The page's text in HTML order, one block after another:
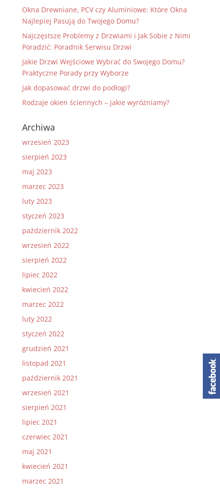
Okna Drewniane, PCV czy Aluminiowe: Które Okna
Najlepiej Pasują do Twojego Domu?
Najczęstsze Problemy z Drzwiami i Jak Sobie z Nimi
Poradzić: Poradnik Serwisu Drzwi
Jakie Drzwi Wejściowe Wybrać do Swojego Domu?
Praktyczne Porady przy Wyborze
Jak dopasować drzwi do podłogi?
Rodzaje okien ściennych – jakie wyróżniamy?
Archiwa
wrzesień 2023
sierpień 2023
maj 2023
marzec 2023
luty 2023
styczeń 2023
październik 2022
wrzesień 2022
sierpień 2022
lipiec 2022
kwiecień 2022
marzec 2022
luty 2022
styczeń 2022
grudzień 2021
listopad 2021
październik 2021
wrzesień 2021
sierpień 2021
lipiec 2021
czerwiec 2021
maj 2021
kwiecień 2021
marzec 2021